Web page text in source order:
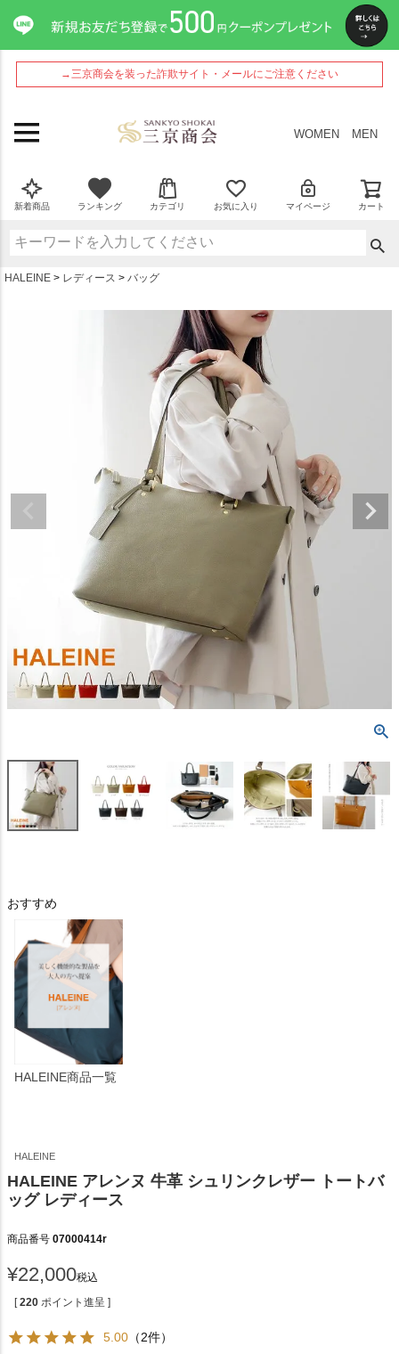
→三京商会を装った詐欺サイト・メールにご注意ください
WOMEN MEN
新着商品 ランキング カテゴリ お気に入り マイページ カート
HALEINE レディース バッグ
おすすめ
HALEINE商品一覧
HALEINE
HALEINE アレンヌ 牛革 シュリンクレザー トートバ
ッグ レディース
商品番号 07000414r
¥22,000税込
[ 220 ポイント進呈 ]
5.00 （2件）
ペー
ジト
ップ
へ